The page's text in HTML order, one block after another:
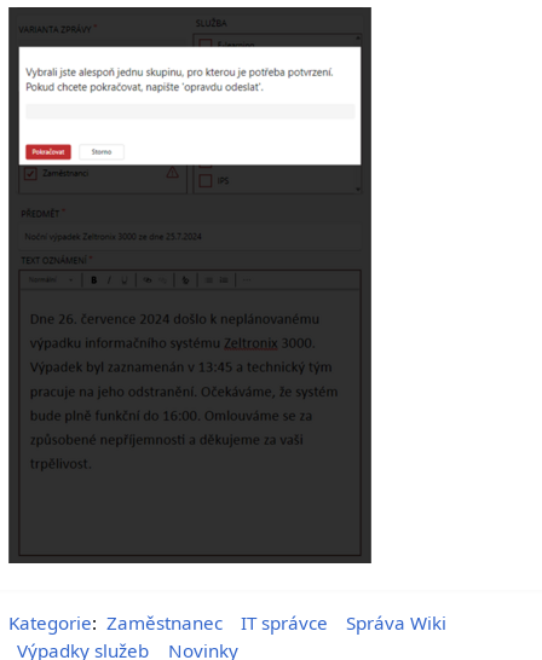
Kategorie: Zaměstnanec IT správce
Správa Wiki
Výpadky služeb
Novinky